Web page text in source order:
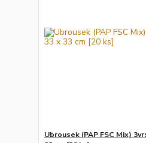
Ubrousek (PAP FSC Mix)